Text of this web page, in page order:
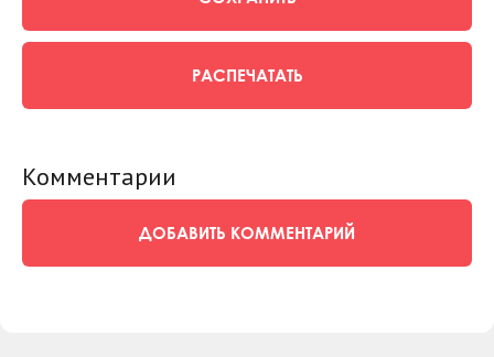
РАСПЕЧАТАТЬ
Комментарии
ДОБАВИТЬ КОММЕНТАРИЙ